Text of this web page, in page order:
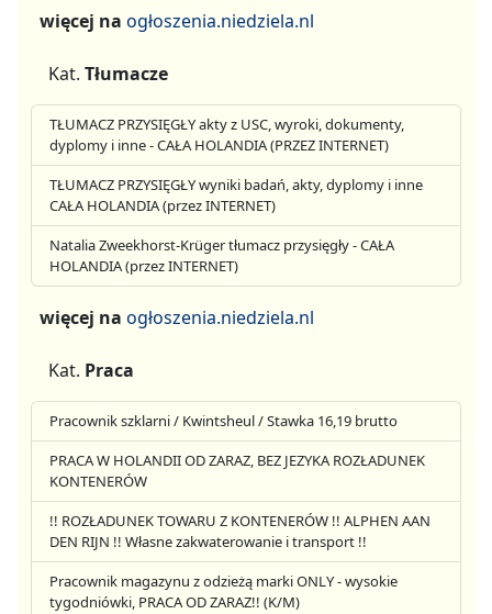
więcej na ogłoszenia.niedziela.nl
Kat. Tłumacze
TŁUMACZ PRZYSIĘGŁY akty z USC, wyroki, dokumenty,
dyplomy i inne - CAŁA HOLANDIA (PRZEZ INTERNET)
TŁUMACZ PRZYSIĘGŁY wyniki badań, akty, dyplomy i inne
CAŁA HOLANDIA (przez INTERNET)
Natalia Zweekhorst-Krüger tłumacz przysięgły - CAŁA
HOLANDIA (przez INTERNET)
więcej na ogłoszenia.niedziela.nl
Kat. Praca
Pracownik szklarni / Kwintsheul / Stawka 16,19 brutto
PRACA W HOLANDII OD ZARAZ, BEZ JEZYKA ROZŁADUNEK
KONTENERÓW
!! ROZŁADUNEK TOWARU Z KONTENERÓW !! ALPHEN AAN
DEN RIJN !! Własne zakwaterowanie i transport !!
Pracownik magazynu z odzieżą marki ONLY - wysokie
tygodniówki, PRACA OD ZARAZ!! (K/M)